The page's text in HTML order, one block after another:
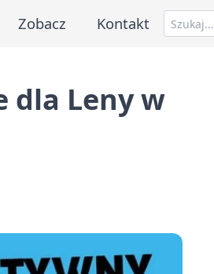
Zobacz Kontakt
dla Leny w